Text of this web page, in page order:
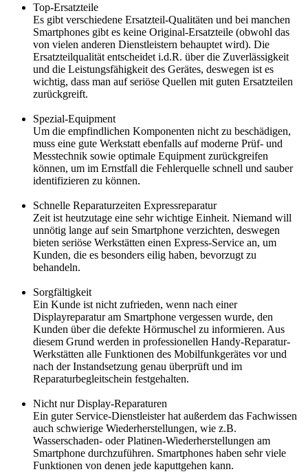
Top-Ersatzteile
Es gibt verschiedene Ersatzteil-Qualitäten und bei manchen
Smartphones gibt es keine Original-Ersatzteile (obwohl das
von vielen anderen Dienstleistern behauptet wird). Die
Ersatzteilqualität entscheidet i.d.R. über die Zuverlässigkeit
und die Leistungsfähigkeit des Gerätes, deswegen ist es
wichtig, dass man auf seriöse Quellen mit guten Ersatzteilen
zurückgreift.
Spezial-Equipment
Um die empfindlichen Komponenten nicht zu beschädigen,
muss eine gute Werkstatt ebenfalls auf moderne Prüf- und
Messtechnik sowie optimale Equipment zurückgreifen
können, um im Ernstfall die Fehlerquelle schnell und sauber
identifizieren zu können.
Schnelle Reparaturzeiten Expressreparatur
Zeit ist heutzutage eine sehr wichtige Einheit. Niemand will
unnötig lange auf sein Smartphone verzichten, deswegen
bieten seriöse Werkstätten einen Express-Service an, um
Kunden, die es besonders eilig haben, bevorzugt zu
behandeln.
Sorgfältigkeit
Ein Kunde ist nicht zufrieden, wenn nach einer
Displayreparatur am Smartphone vergessen wurde, den
Kunden über die defekte Hörmuschel zu informieren. Aus
diesem Grund werden in professionellen Handy-Reparatur-
Werkstätten alle Funktionen des Mobilfunkgerätes vor und
nach der Instandsetzung genau überprüft und im
Reparaturbegleitschein festgehalten.
Nicht nur Display-Reparaturen
Ein guter Service-Dienstleister hat außerdem das Fachwissen
auch schwierige Wiederherstellungen, wie z.B.
Wasserschaden- oder Platinen-Wiederherstellungen am
Smartphone durchzuführen. Smartphones haben sehr viele
Funktionen von denen jede kaputtgehen kann.